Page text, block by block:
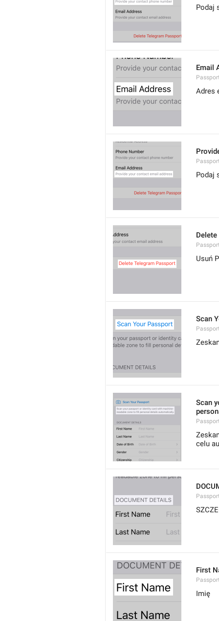
Podaj
Email
Adres
Podaj
Usuń
Scan
Scan
celu
First
Imię